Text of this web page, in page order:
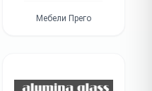
Мебели Прего